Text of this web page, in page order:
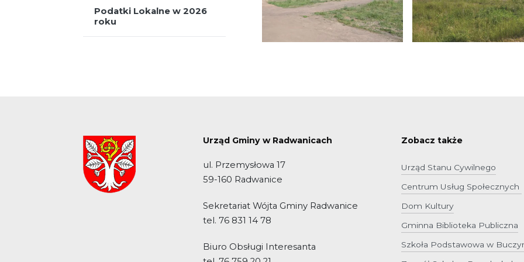
Podatki Lokalne w 2026
roku
Urząd Gminy w Radwanicach
ul. Przemysłowa 17
59-160 Radwanice
Sekretariat Wójta Gminy Radwanice
tel. 76 831 14 78
Biuro Obsługi Interesanta
Zobacz także
Urząd Stanu Cywilnego
Centrum Usług Społecznych
Dom Kultury
Gminna Biblioteka Publiczna
Szkoła Podstawowa w